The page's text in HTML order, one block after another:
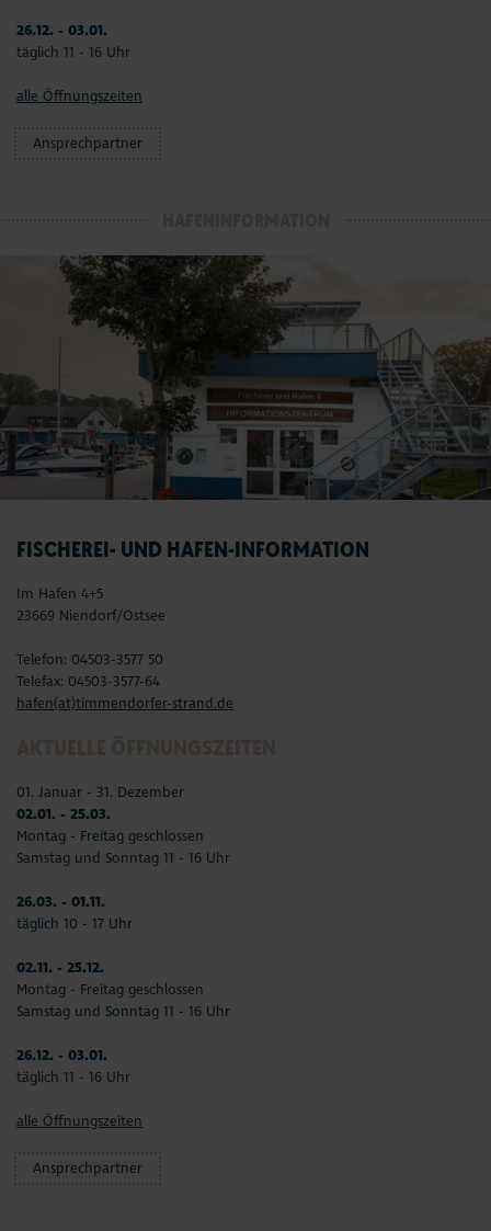
26.12. - 03.01.
täglich 11 - 16 Uhr
alle Öffnungszeiten
Ansprechpartner
FISCHEREI- UND HAFEN-INFORMATION
Im Hafen 4+5
23669 Niendorf/Ostsee
Telefon: 04503-3577 50
Telefax: 04503-3577-64
hafen(at)timmendorfer-strand.de
01. Januar - 31. Dezember
02.01. - 25.03.
Montag - Freitag geschlossen
Samstag und Sonntag 11 - 16 Uhr
26.03. - 01.11.
täglich 10 - 17 Uhr
02.11. - 25.12.
Montag - Freitag geschlossen
Samstag und Sonntag 11 - 16 Uhr
26.12. - 03.01.
täglich 11 - 16 Uhr
alle Öffnungszeiten
Ansprechpartner